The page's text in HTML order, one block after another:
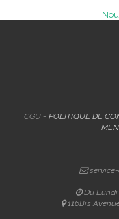
CGU - POLITIQUE DE
Du Lundi
116Bis